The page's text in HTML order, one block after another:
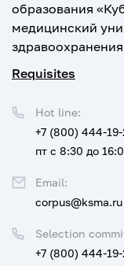
образования
медицинский
Requisites
Selection
+7 (800) 444-
Hot line:
+7 (800) 444-
пт с 8:30 до
Email:
corpus@ksma.ru